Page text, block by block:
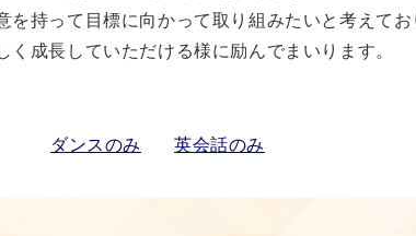
を持って目標に向かって取り組みたいと考えてお
く成長していただける様に励んでまいります。
ダンスのみ 英会話のみ